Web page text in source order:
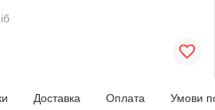
Доставка Оплата Умови